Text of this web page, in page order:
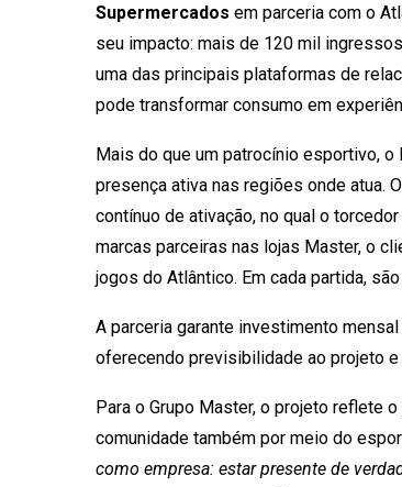
Supermercados em parceria com o
seu impacto: mais de 120 mil
uma das principais plataformas de
pode transformar consumo em
Mais do que um patrocínio esportivo,
presença ativa nas regiões onde atua.
contínuo de ativação, no qual o
marcas parceiras nas lojas Master, o
jogos do Atlântico. Em cada partida,
A parceria garante investimento
oferecendo previsibilidade ao projeto
Para o Grupo Master, o projeto reflete
comunidade também por meio do
como empresa: estar presente de